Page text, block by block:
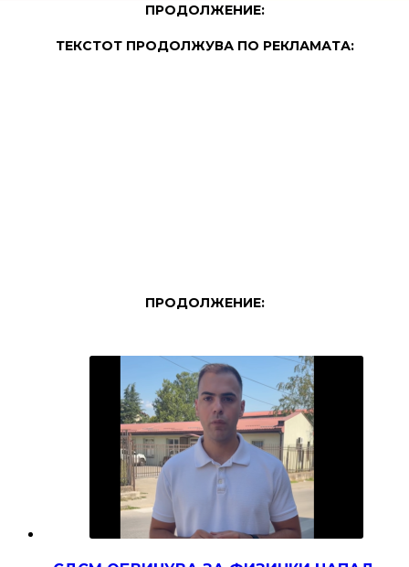
ПРОДОЛЖЕНИЕ:
ТЕКСТОТ ПРОДОЛЖУВА ПО РЕКЛАМАТА:
ПРОДОЛЖЕНИЕ: